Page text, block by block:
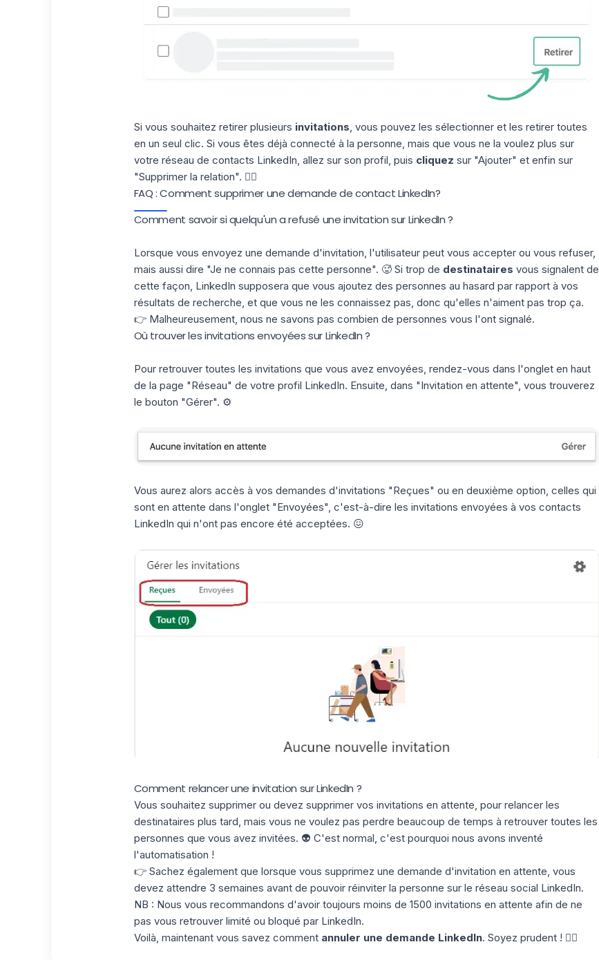
Si vous souhaitez retirer plusieurs invitations, vous pouvez les sélectionner et les retirer toutes
en un seul clic. Si vous êtes déjà connecté à la personne, mais que vous ne la voulez plus sur
votre réseau de contacts LinkedIn, allez sur son profil, puis cliquez sur "Ajouter" et enfin sur
"Supprimer la relation". 🙅‍♀️
FAQ : Comment supprimer une demande de contact LinkedIn?
Comment savoir si quelqu'un a refusé une invitation sur LinkedIn ?
Lorsque vous envoyez une demande d'invitation, l'utilisateur peut vous accepter ou vous refuser,
mais aussi dire "Je ne connais pas cette personne". 🥵 Si trop de destinataires vous signalent de
cette façon, LinkedIn supposera que vous ajoutez des personnes au hasard par rapport à vos
résultats de recherche, et que vous ne les connaissez pas, donc qu'elles n'aiment pas trop ça.
👉 Malheureusement, nous ne savons pas combien de personnes vous l'ont signalé.
Où trouver les invitations envoyées sur LinkedIn ?
Pour retrouver toutes les invitations que vous avez envoyées, rendez-vous dans l'onglet en haut
de la page "Réseau" de votre profil LinkedIn. Ensuite, dans "Invitation en attente", vous trouverez
le bouton "Gérer". ⚙️
Vous aurez alors accès à vos demandes d'invitations "Reçues" ou en deuxième option, celles qui
sont en attente dans l'onglet "Envoyées", c'est-à-dire les invitations envoyées à vos contacts
LinkedIn qui n'ont pas encore été acceptées. 😖
Comment relancer une invitation sur LinkedIn ?
Vous souhaitez supprimer ou devez supprimer vos invitations en attente, pour relancer les
destinataires plus tard, mais vous ne voulez pas perdre beaucoup de temps à retrouver toutes les
personnes que vous avez invitées. 👽 C'est normal, c'est pourquoi nous avons inventé
l'automatisation !
👉 Sachez également que lorsque vous supprimez une demande d'invitation en attente, vous
devez attendre 3 semaines avant de pouvoir réinviter la personne sur le réseau social LinkedIn.
NB : Nous vous recommandons d'avoir toujours moins de 1500 invitations en attente afin de ne
pas vous retrouver limité ou bloqué par LinkedIn.
Voilà, maintenant vous savez comment annuler une demande LinkedIn. Soyez prudent ! 😮‍💨